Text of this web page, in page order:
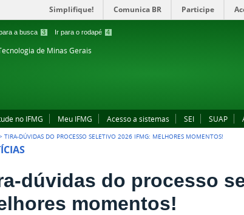
a busca 3 Ir para o rodapé 4
Simplifique! Comunica BR Participe
de Minas Gerais
no IFMG Meu IFMG Acesso a sistemas SEI SUAP
TIRA-DÚVIDAS DO PROCESSO SELETIVO 2026 IFMG: MELHORES MOMENTOS!
dúvidas do processo
momentos!